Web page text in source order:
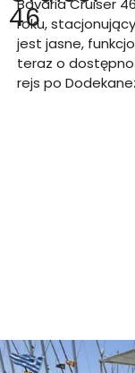
46
Bavaria Cruiser
roku,
jest jasne,
teraz o
rejs po